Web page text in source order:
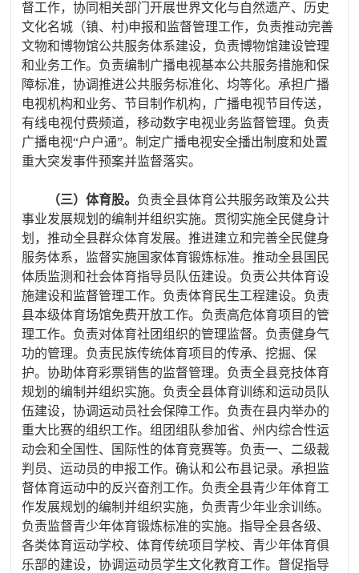
督工作，协同相关部门开展世界文化与自然遗产、历史
文化名城（镇、村)申报和监督管理工作，负责推动完善
文物和博物馆公共服务体系建设，负责博物馆建设管理
和业务工作。负责编制广播电视基本公共服务措施和保
障标准，协调推进公共服务标准化、均等化。承担广播
电视机构和业务、节目制作机构，广播电视节目传送，
有线电视付费频道，移动数字电视业务监督管理。负责
广播电视“户户通”。制定广播电视安全播出制度和处置
重大突发事件预案并监督落实。
（三）体育股。 负责全县体育公共服务政策及公共
事业发展规划的编制并组织实施。贯彻实施全民健身计
划，推动全县群众体育发展。推进建立和完善全民健身
服务体系，监督实施国家体育锻炼标准。推动全县国民
体质监测和社会体育指导员队伍建设。负责公共体育设
施建设和监督管理工作。负责体育民生工程建设。负责
县本级体育场馆免费开放工作。负责高危体育项目的管
理工作。负责对体育社团组织的管理监督。负责健身气
功的管理。负责民族传统体育项目的传承、挖掘、保
护。协助体育彩票销售的监督管理。负责全县竞技体育
规划的编制并组织实施。负责全县体育训练和运动员队
伍建设，协调运动员社会保障工作。负责在县内举办的
重大比赛的组织工作。组团组队参加省、州内综合性运
动会和全国性、国际性的体育竞赛等。负责一、二级裁
判员、运动员的申报工作。确认和公布县记录。承担监
督体育运动中的反兴奋剂工作。负责全县青少年体育工
作发展规划的编制并组织实施，负责青少年业余训练。
负责监督青少年体育锻炼标准的实施。指导全县各级、
各类体育运动学校、体育传统项目学校、青少年体育俱
乐部的建设，协调运动员学生文化教育工作。督促指导